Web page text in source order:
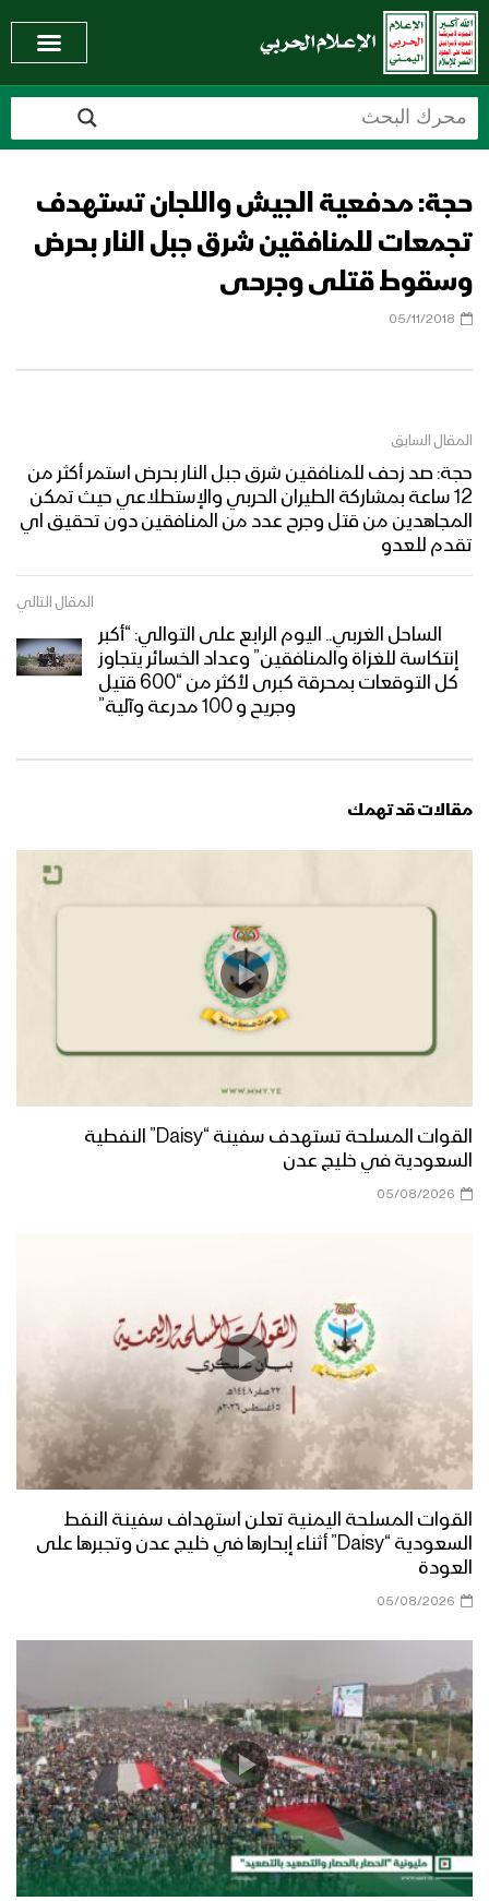
حجة: مدفعية الجيش واللجان تستهدف
تجمعات للمنافقين شرق جبل النار بحرض
وسقوط قتلى وجرحى
05/11/2018
المقال السابق
حجة: صد زحف للمنافقين شرق جبل النار بحرض استمر أكثر من
12 ساعة بمشاركة الطيران الحربي والإستطلاعي حيث تمكن
المجاهدين من قتل وجرح عدد من المنافقين دون تحقيق اي
تقدم للعدو
المقال التالي
الساحل الغربي.. اليوم الرابع على التوالي: “أكبر
إنتكاسة للغزاة والمنافقين” وعداد الخسائر يتجاوز
كل التوقعات بمحرقة كبرى لأكثر من “600 قتيل
وجريح و 100 مدرعة وآلية”
مقالات قد تهمك
القوات المسلحة تستهدف سفينة “Daisy” النفطية
السعودية في خليج عدن
05/08/2026
القوات المسلحة اليمنية تعلن استهداف سفينة النفط
السعودية “Daisy” أثناء إبحارها في خليج عدن وتجبرها على
العودة
05/08/2026